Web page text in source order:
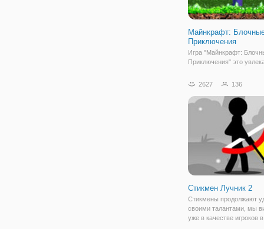
Майнкрафт:
Приключения
Игра "Майнкрафт:
Приключения" это
нужно уничтожать
монеты и кристаллы
уровни. Приключения
разделились на 6
2627 136
Стикмен Лучник 2
Стикмены продолжают
своими талантами, мы
уже в качестве игроков в